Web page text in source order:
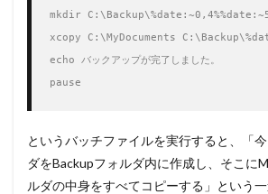
mkdir C :\Backup\%date :~0 , 4%%date :~
xcopy C :\MyDocuments C :\Backup\%
echo バックアップが完了しました。
pause
というバッチファイルを実行すると、「
ダをBackupフォルダ内に作成し、そこに
ルダの中身をすべてコピーする」という